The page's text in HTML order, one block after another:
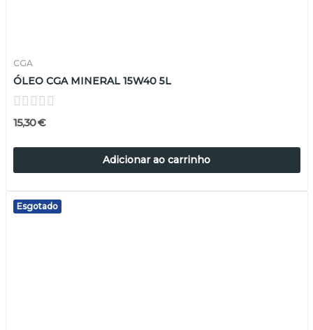
CGA
ÓLEO CGA MINERAL 15W40 5L
15,30 €
Adicionar ao carrinho
Esgotado